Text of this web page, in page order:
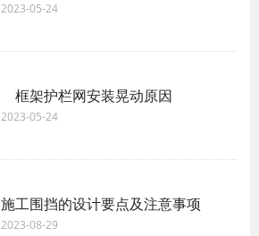
2023-05-24
框架护栏网安装晃动原因
2023-05-24
施工围挡的设计要点及注意事项
2023-08-29